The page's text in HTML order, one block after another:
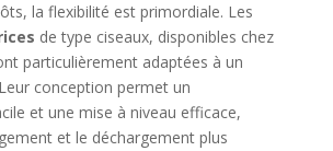
la flexibilité est primordiale. Les
de type ciseaux, disponibles chez
particulièrement adaptées à un
conception permet un
et une mise à niveau efficace,
et le déchargement plus